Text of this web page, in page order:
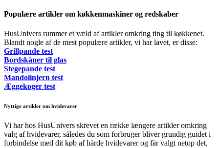
Populære artikler om køkkenmaskiner og redskaber
HusUnivers rummer et væld af artikler omkring ting til køkkenet.
Blandt nogle af de mest populære artikler, vi har lavet, er disse:
Grillpande test
Bordskåner til glas
Stegepande test
Mandolinjern test
Æggekoger test
Nyttige artikler om hvidevarer
Vi har hos HusUnivers skrevet en række længere artikler omkring
valg af hvidevarer, således du som forbruger bliver grundig guidet i
forbindelse med dit køb af hårde hvidevarer og får valgt netop det,